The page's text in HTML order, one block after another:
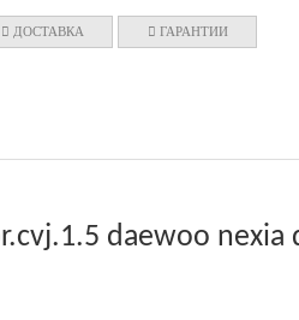
ДОСТАВКА ГАРАНТИИ
daewoo nexia